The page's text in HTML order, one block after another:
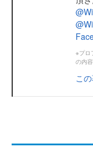
※プロ
の内
こ